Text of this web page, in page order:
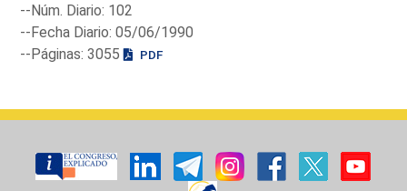
--Núm. Diario: 102
--Fecha Diario: 05/06/1990
--Páginas: 3055
PDF